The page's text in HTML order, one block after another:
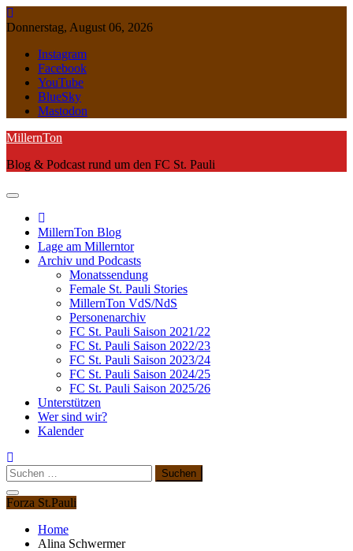
Skip
to
Donnerstag, August 06, 2026
Instagram
Facebook
YouTube
BlueSky
Mastodon
MillernTon
Blog & Podcast rund um den FC St. Pauli
MillernTon Blog
Lage am Millerntor
Archiv und Podcasts
Monatssendung
Female St. Pauli Stories
MillernTon VdS/NdS
Personenarchiv
FC St. Pauli Saison 2021/22
FC St. Pauli Saison 2022/23
FC St. Pauli Saison 2023/24
FC St. Pauli Saison 2024/25
FC St. Pauli Saison 2025/26
Unterstützen
Wer sind wir?
Kalender
Suchen
nach:
Forza St.Pauli
Home
Alina Schwermer